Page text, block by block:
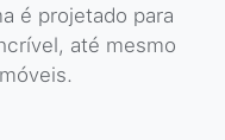
é projetado para
até mesmo